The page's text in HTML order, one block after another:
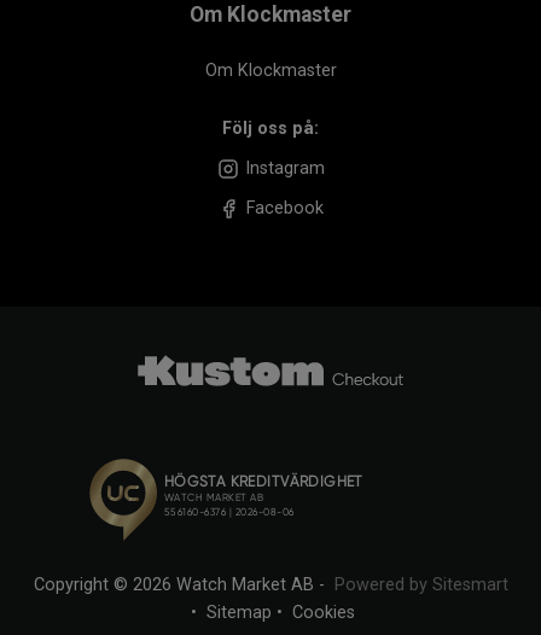
Om Klockmaster
Om Klockmaster
Följ oss på:
Instagram
Facebook
Copyright © 2026 Watch Market AB -
Powered by Sitesmart
• Sitemap • Cookies